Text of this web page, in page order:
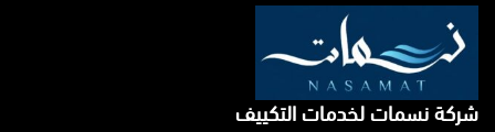
شركة نسمات لخدمات التكييف